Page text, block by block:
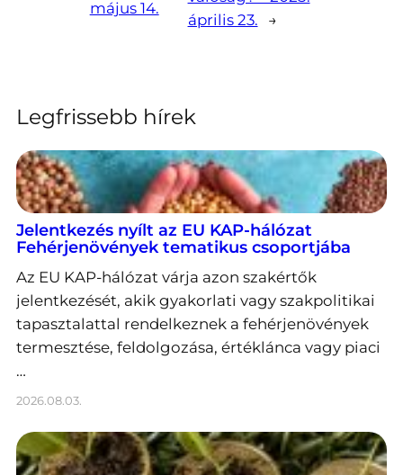
május 14.
április 23.
→
Legfrissebb hírek
Jelentkezés nyílt az EU KAP-hálózat
Fehérjenövények tematikus csoportjába
Az EU KAP-hálózat várja azon szakértők
jelentkezését, akik gyakorlati vagy szakpolitikai
tapasztalattal rendelkeznek a fehérjenövények
termesztése, feldolgozása, értéklánca vagy piaci
…
2026.08.03.